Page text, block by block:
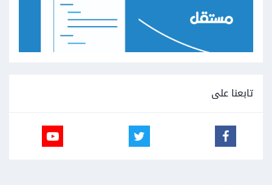
تابعنا على